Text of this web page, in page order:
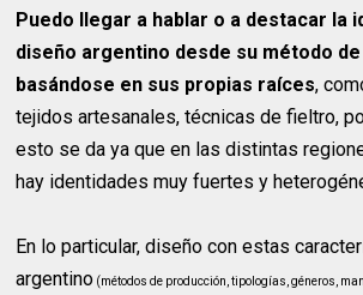
Puedo llegar a hablar o a destacar la
diseño argentino desde su método
basándose en sus propias raíces,
tejidos artesanales, técnicas de fieltro,
esto se da ya que en las distintas
hay identidades muy fuertes y
En lo particular, diseño con estas
argentino (métodos de producción, tipologías, géneros,